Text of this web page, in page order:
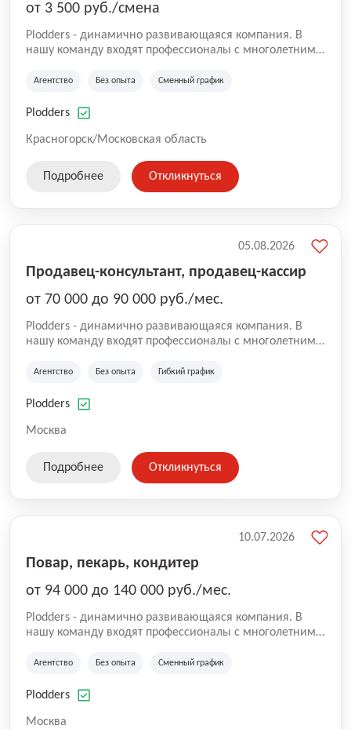
от 3 500 руб./смена
Plodders - динамично развивающаяся компания. В
нашу команду входят профессионалы с многолетним
на рынке аутсорсинга, а накопленный опыт позволяют
оказываемых услуг.
Агентство Без опыта Сменный график
Plodders
Красногорск/Московская область
Подробнее Откликнуться
Продавец-консультант, продавец-кассир
от 70 000 до 90 000 руб./мес.
Plodders - динамично развивающаяся компания. В
нашу команду входят профессионалы с многолетним
на рынке аутсорсинга, а накопленный опыт позволяют
оказываемых услуг.
Агентство Без опыта Гибкий график
Plodders
Москва
05.08.2026
Подробнее Откликнуться
Повар, пекарь, кондитер
от 94 000 до 140 000 руб./мес.
Plodders - динамично развивающаяся компания. В
нашу команду входят профессионалы с многолетним
на рынке аутсорсинга, а накопленный опыт позволяют
оказываемых услуг.
Агентство Без опыта Сменный график
Plodders
Москва
10.07.2026